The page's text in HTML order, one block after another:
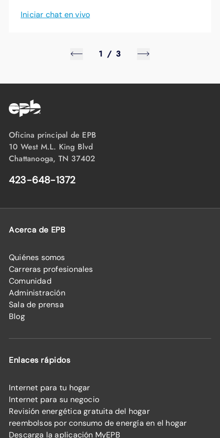
Iniciar chat en vivo
1 / 3
Oficina principal de EPB
10 West M.L. King Blvd
Chattanooga, TN 37402
423-648-1372
Acerca de EPB
Quiénes somos
Carreras profesionales
Comunidad
Administración
Sala de prensa
Blog
Enlaces rápidos
Internet para tu hogar
Internet para su negocio
Revisión energética gratuita del hogar
reembolsos por consumo de energía en el hogar
Descarga la aplicación MyEPB